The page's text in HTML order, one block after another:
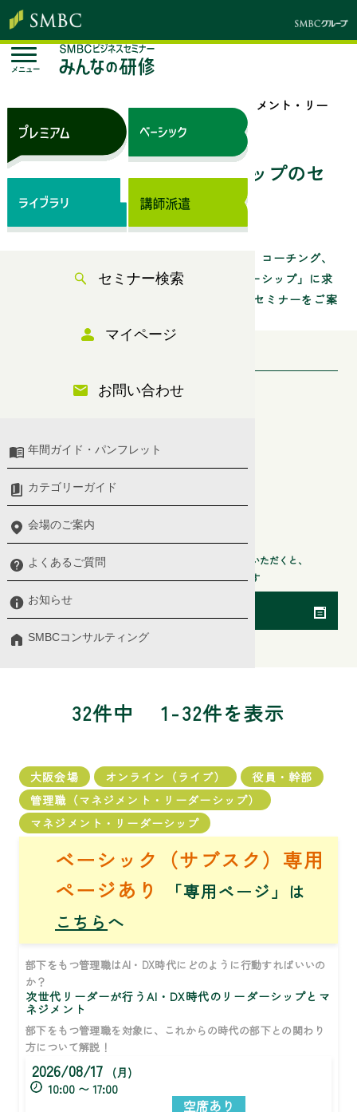
メニュー
セミナー検索
マイページ
お問い合わせ
年間ガイド・パンフレット
カテゴリーガイド
会場のご案内
よくあるご質問
お知らせ
SMBCコンサルティング
トップページ セミナー検索
「マネジメント・リー
ダーシップ」のセミナー一覧
マネジメント・リーダーシップのセ
ミナー一覧
マネジメント、リーダーシップ、部下育成、コーチング、
問題解決力など、「マネジメント・リーダーシップ」に求
められるスキル・役割についての ビジネスセミナーをご案
セミナー分類
開催日
階層
マネジメント・リーダーシップ
検索条件からセミナー会場や開催日などを指定いただくと、
より探したいセミナーが検索できます
32件中 1-32件を表示
大阪会場 オンライン（ライブ）
役員・幹部
管理職（マネジメント・リーダーシップ）
マネジメント・リーダーシップ
ベーシック（サブスク）専用
ページあり
「専用ページ」は
こちら へ
部下をもつ管理職はAI・DX時代にどのように行動すればいいの
か？
次世代リーダーが行うAI・DX時代のリーダーシップとマ
ネジメント
部下をもつ管理職を対象に、これからの時代の部下との関わり
方について解説！
2026/08/17
(月)
10:00 〜 17:00
空席あり